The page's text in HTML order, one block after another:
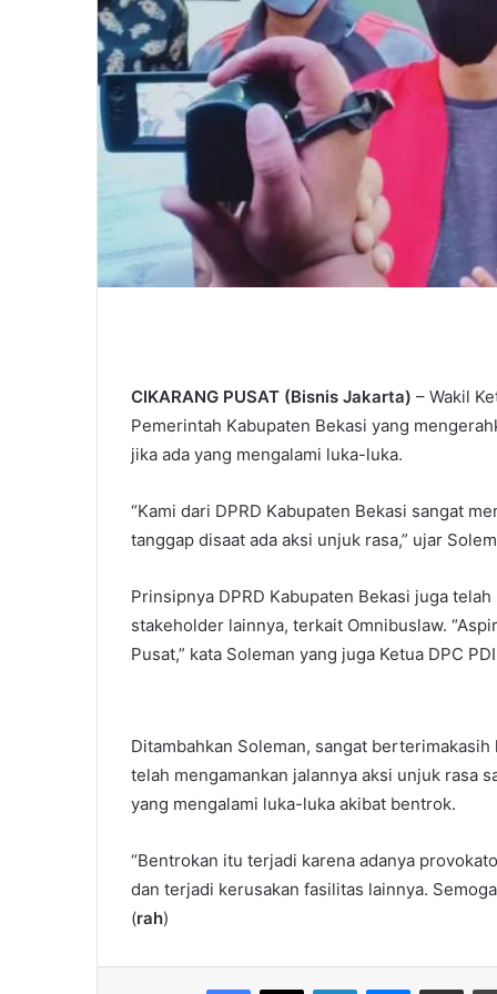
CIKARANG PUSAT (Bisnis Jakarta) – Wakil
Pemerintah Kabupaten Bekasi yang
jika ada yang mengalami luka-luka.
“Kami dari DPRD Kabupaten Bekasi sangat
tanggap disaat ada aksi unjuk rasa,” ujar
Prinsipnya DPRD Kabupaten Bekasi juga
stakeholder lainnya, terkait Omnibuslaw.
Pusat,” kata Soleman yang juga Ketua DPC
Ditambahkan Soleman, sangat
telah mengamankan jalannya aksi unjuk rasa
yang mengalami luka-luka akibat bentrok.
“Bentrokan itu terjadi karena adanya
dan terjadi kerusakan fasilitas lainnya.
(rah)